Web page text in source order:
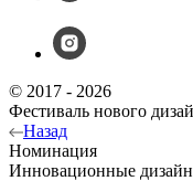
© 2017 - 2026
Фестиваль нового
Назад
Номинация
Инновационные